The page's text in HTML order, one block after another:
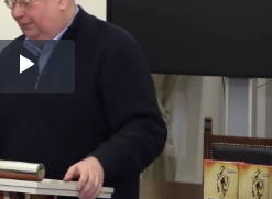
Воспроизвести
видео